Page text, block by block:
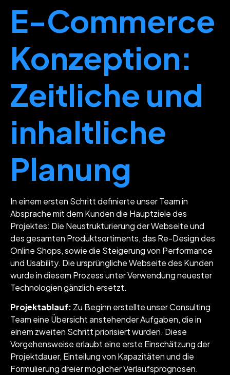
E-Commerce
Konzeption:
Zeitliche und
inhaltliche
Planung
In einem ersten Schritt definierte unser Team in
Absprache mit dem Kunden die Hauptziele des
Projektes: Die Neustrukturierung der Webseite und
des gesamten Produktsortiments, das Re-Design des
Online Shops, sowie die Steigerung von Performance
und Usability. Die ursprüngliche Webseite des Kunden
wurde in diesem Prozess unter Verwendung neuester
Technologien gänzlich ersetzt.
Projektablauf: Zu Beginn erstellte unser Consulting
Team eine Übersicht anstehender Aufgaben, die in
einem zweiten Schritt priorisiert wurden. Diese
Vorgehensweise erlaubt eine erste Einschätzung der
Projektdauer, Einteilung von Kapazitäten und die
Formulierung dreier möglicher Verlaufsprognosen.